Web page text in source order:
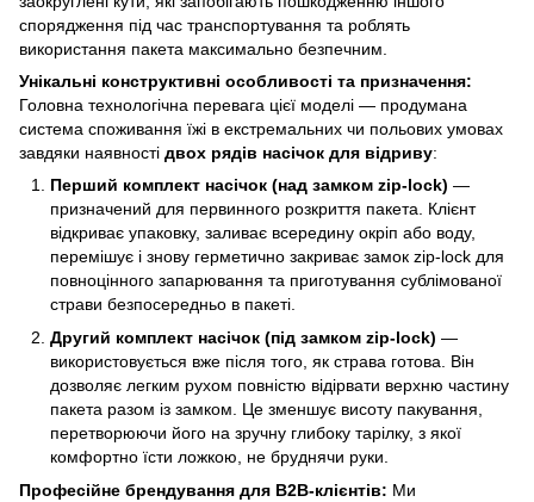
спорядження під час транспортування та роблять
використання пакета максимально безпечним.
Унікальні конструктивні особливості та призначення:
Головна технологічна перевага цієї моделі — продумана
система споживання їжі в екстремальних чи польових умовах
завдяки наявності двох рядів насічок для відриву:
Перший комплект насічок (над замком zip-lock) —
призначений для первинного розкриття пакета. Клієнт
відкриває упаковку, заливає всередину окріп або воду,
перемішує і знову герметично закриває замок zip-lock для
повноцінного запарювання та приготування сублімованої
страви безпосередньо в пакеті.
Другий комплект насічок (під замком zip-lock) —
використовується вже після того, як страва готова. Він
дозволяє легким рухом повністю відірвати верхню частину
пакета разом із замком. Це зменшує висоту пакування,
перетворюючи його на зручну глибоку тарілку, з якої
комфортно їсти ложкою, не бруднячи руки.
Професійне брендування для B2B-клієнтів: Ми